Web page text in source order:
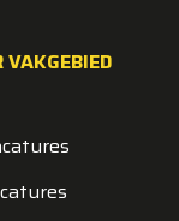
VAKGEBIED